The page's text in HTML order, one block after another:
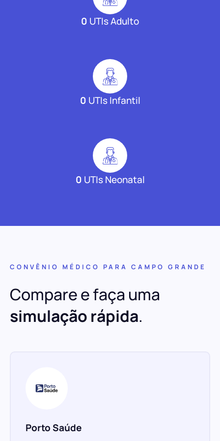
0 UTIs Adulto
0 UTIs Infantil
0 UTIs Neonatal
CONVÊNIO MÉDICO PARA CAMPO GRANDE
Compare e faça uma
simulação rápida.
Porto Saúde